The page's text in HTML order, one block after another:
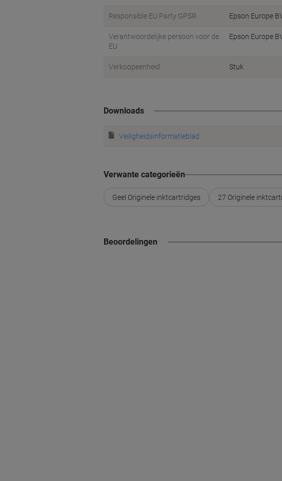
Responsible EU Party GPSR Epson Europe
Verantwoordelijke persoon voor de
EU
Epson Europe
Verkoopeenheid Stuk
Downloads
Veiligheidsinformatieblad
Verwante categorieën
Geel Originele inktcartridges 27 Originele
Beoordelingen